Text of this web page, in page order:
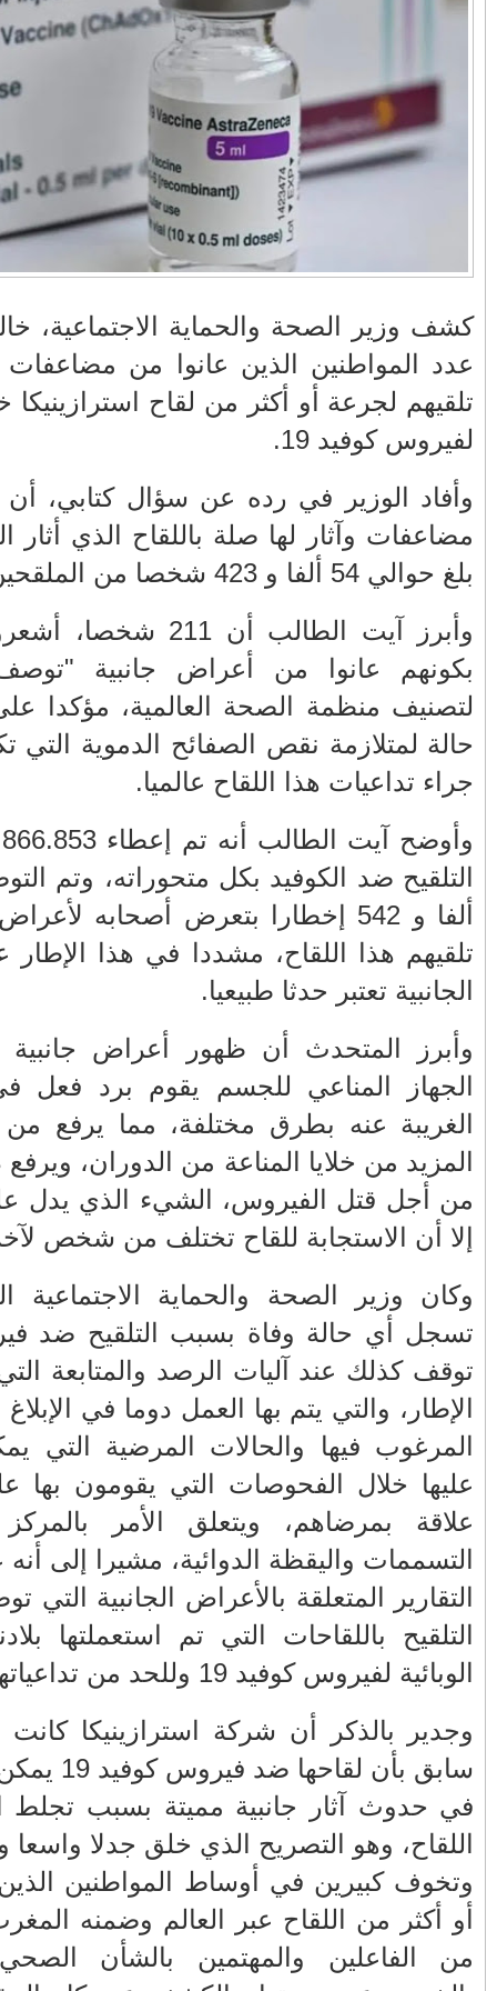
عن
سببها
الوبائية
طالتهم
الجدل، قد
المصالح الصحية
وفقا
تسجل أية
في الوفاة
تم إعطاء 8.866.853 جرعة خلال فترة
التلقيح ضد الكوفيد بكل متحوراته، وتم التوصل بما مجموعه 13
مختلفة بعد
مردها أن
الأجسام
لتمكين
الجسم
يعمل،
بأنه لم
تسجل أي حالة وفاة بسبب التلقيح ضد فيروس كوفيد 19، قد
في هذا
غير
الوقوف
السنة في
لمحاربة
تحليل كل
والتي همت
الجائحة
في وقت
19 يمكن أن يكون قد تسبب
استعمال
في ردة فعل
على جرعة
ظل العديد
الوزارة
في زمن تزداد فيه
حالات العنف ضد
النساء ويغيب فيه أحيانًا
صدى العدالة في
ردهات الم...
وزارة الداخلية؟/أين
الوزير التوفيق؟(فيديو)
بفاس يعبرون عن
ارتياحهم بعد إنهاء عقد
شركة "سيتي باص"
مناورات "الأسد
الإفريقي 2025" ..
شاهد القاذفة النووية
في تدريب مع ثماني
تابعة للقوات الجوية
الملكية المغربية
يستفزه بالطائرة
القطرية لكن ترامب
فضحه أمام العالم
بالحجة والدليل
يتحملون المسؤولية
ومآسي العمارات
العشوائية مفتوحة
المغرب وفرنسا على
استعادة الكهرباء عقب
انقطاعه في شبه
الجزيرة الإيبيرية
الفلسطيني ينفعل
ويهاجم حماس بألفاظ
قاسية على الهواء
عين الشكاك بإقليم
صفرو.. بين واقع البنية
التحتية المهترئة
والحملات الانتخابية
المبكرة(فيديو)
مول الحوت
واحتجاجات الأسواق
الأسبوعية/الاحتقان
الصامت والتراشق
بـ"الصناديق"/أخنوش
يرد بالصمت المريب
الطفلة يسرى
والمتطوعون في
بركان..أشغال معطوبة
وقنوات صرف صحي
تقتل والمحاسبة يجب
أن تطال المسؤولين
والي جهة فاس مكناس
معاذ الجامعي ينهي
معاناة المواطنين
والعمال مع شركة
سيتي باص + وثيقة
الأكثر قراءة
حمار أذكى من بعض البشر
صيف ساخن.. الهجرة العلنية تدق أبواب
أزمة إقليمية تهدد المغرب وأوروبا
تهنئة بمناسبة ترقية الكولونيل ماجور عبد
المجيد الملكوني إلى رتبة جنرال
شارة النصر التي أدانت الجميع
باب سبتة.. جرس إنذار اجتماعي وأمني يدق
أبواب الدولة
عندما يصبح المواطن ضحية لعبة الصدمة...
من يعبث بعقول المغاربة في ملف
المحروقات؟
نبذة من سيرة سعيد أعراب.. نشأته
وظروف حياته الأولى 5/2
تنقيلات في صفوف كبار الضباط الدرك
FACEBOOK
أرشيف
◄
2026
(22)
◄
2025
(1335)